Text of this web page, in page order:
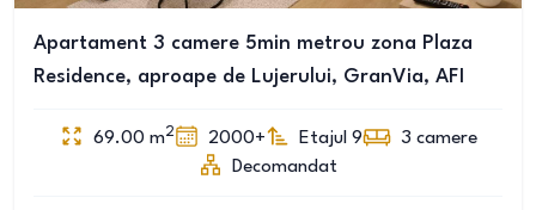
Apartament 3 camere 5min metrou zona Plaza
Residence, aproape de Lujerului, GranVia, AFI
69.00 m2 2000+ Etajul 9 3 camere
Decomandat